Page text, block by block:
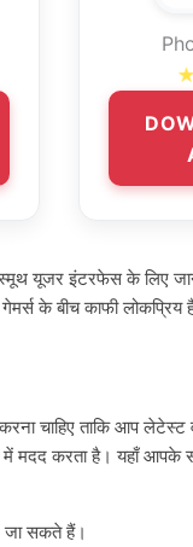
स्मूथ यूजर इंटरफेस के
बीच काफी लोकप्रिय
चाहिए ताकि आप
करता है। यहाँ आपके
जा सकते हैं।